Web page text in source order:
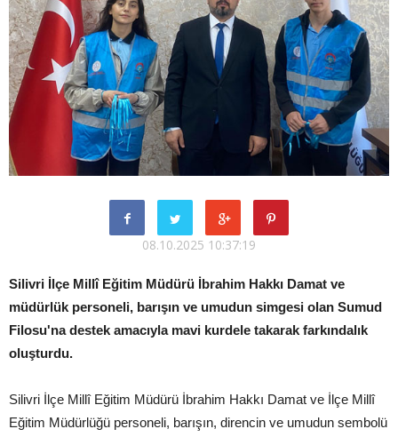
08.10.2025 10:37:19
Silivri İlçe Millî Eğitim Müdürü İbrahim Hakkı Damat ve
müdürlük personeli, barışın ve umudun simgesi olan Sumud
Filosu'na destek amacıyla mavi kurdele takarak farkındalık
oluşturdu.
Silivri İlçe Millî Eğitim Müdürü İbrahim Hakkı Damat ve İlçe Millî
Eğitim Müdürlüğü personeli, barışın, direncin ve umudun sembolü